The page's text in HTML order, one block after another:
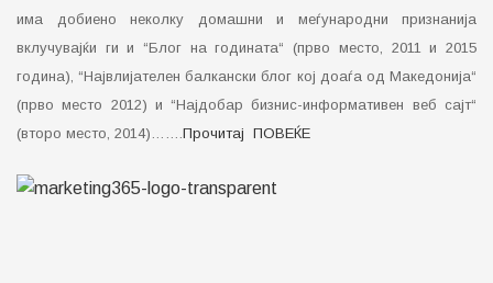
има добиено неколку домашни и меѓународни признанија
вклучувајќи ги и “Блог на годината“ (прво место, 2011 и 2015
година), “Највлијателен балкански блог кој доаѓа од Македонија“
(прво место 2012) и “Најдобар бизнис-информативен веб сајт“
(второ место, 2014)…….Прочитај ПОВЕЌЕ